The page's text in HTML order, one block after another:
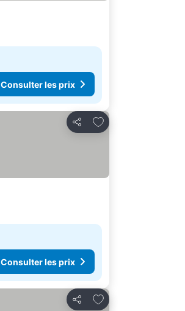
Consulter les prix
Partager
Ajouter à mes favoris
Consulter les prix
Partager
Ajouter à mes favoris